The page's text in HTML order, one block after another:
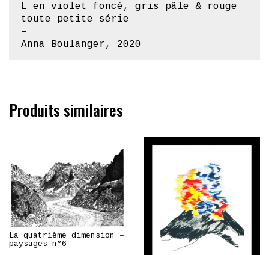
L en violet foncé, gris pâle & rouge
toute petite série
–
Anna Boulanger, 2020
Produits similaires
La quatrième dimension –
paysages n°6